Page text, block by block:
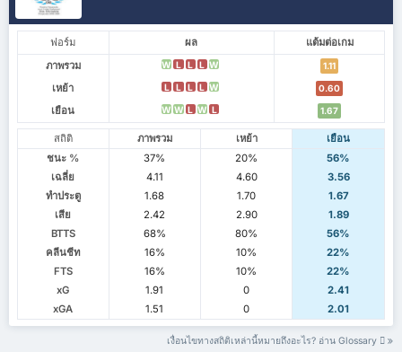
ฟอร์ม ผล
แต้มต่อเกม
ภาพรวม
W L L L W 1.11
เหย้า L L L L W 0.60
เยือน W W L W L 1.67
สถิติ ภาพรวม เหย้า
เยือน
ชนะ %
37% 20%
56%
เฉลี่ย
4.11 4.60
3.56
ทำประตู
1.68 1.70
1.67
เสีย
2.42 2.90
1.89
BTTS
68% 80%
56%
คลีนชีท
16% 10%
22%
FTS
16% 10%
22%
xG
1.91 0
2.41
xGA
1.51 0 2.01
เงื่อนไขทางสถิติเหล่านี้หมายถึงอะไร? อ่าน Glossary